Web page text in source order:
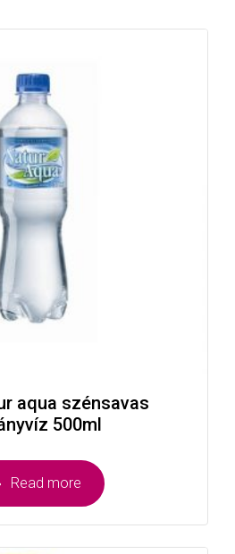
aqua szénsavas
500ml
Read more